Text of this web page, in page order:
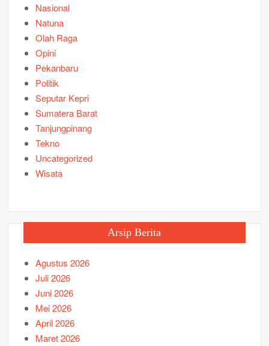
Nasional
Natuna
Olah Raga
Opini
Pekanbaru
Politik
Seputar Kepri
Sumatera Barat
Tanjungpinang
Tekno
Uncategorized
Wisata
Arsip Berita
Agustus 2026
Juli 2026
Juni 2026
Mei 2026
April 2026
Maret 2026